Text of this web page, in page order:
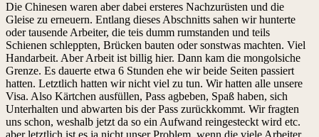
Die Chinesen waren aber dabei ersteres Nachzurüsten und die
Gleise zu erneuern. Entlang dieses Abschnitts sahen wir hunterte
oder tausende Arbeiter, die teis dumm rumstanden und teils
Schienen schleppten, Brücken bauten oder sonstwas machten. Viel
Handarbeit. Aber Arbeit ist billig hier. Dann kam die mongolsiche
Grenze. Es dauerte etwa 6 Stunden ehe wir beide Seiten passiert
hatten. Letztlich hatten wir nicht viel zu tun. Wir hatten alle unsere
Visa. Also Kärtchen ausfüllen, Pass agbeben, Spaß haben, sich
Unterhalten und abwarten bis der Pass zurückkommt. Wir fragten
uns schon, weshalb jetzt da so ein Aufwand reingesteckt wird etc.
aber letztlich ist es ja nicht unser Problem, wenn die viele Arbeiter